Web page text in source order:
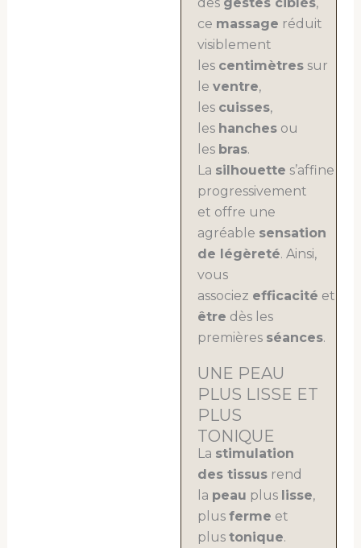
des gestes ciblés,
ce massage réduit
visiblement
les centimètres sur
le ventre,
les cuisses,
les hanches ou
les bras.
La silhouette s’affine
progressivement
et offre une
agréable sensation
de légèreté. Ainsi,
vous
associez efficacité et
être dès les
premières séances.
UNE PEAU
PLUS LISSE ET
PLUS
TONIQUE
La stimulation
des tissus rend
la peau plus lisse,
plus ferme et
plus tonique.